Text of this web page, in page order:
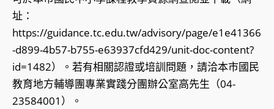
址：
https://guidance.tc.edu.tw/advisory/page/e1e41366
-d899-4b57-b755-e63937cfd429/unit-doc-content?
id=1482）。若有相關認證或培訓問題，請洽本市國民
教育地方輔導團專業實踐分團辦公室高先生（04-
23584001）。